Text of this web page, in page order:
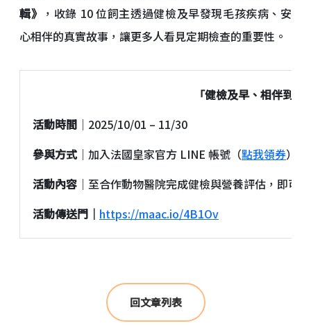
輯》 ，收錄 10 位飼主透過健檢及早發現毛孩疾病、安
心相伴的真實故事，讓更多人看見定期檢查的重要性。
「健檢及早、相伴到
活動時間 ｜2025/10/01 – 11/30
參與方式｜加入法國皇家官方 LINE 帳號（點我領券）
活動內容 ｜至合作動物醫院完成健檢與營養評估，即可
活動傳送門｜ https://maac.io/4B1Ov
回文章列表